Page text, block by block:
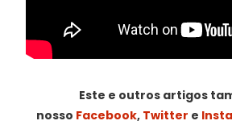
Este e outros artigos
nosso Facebook, Twitter e